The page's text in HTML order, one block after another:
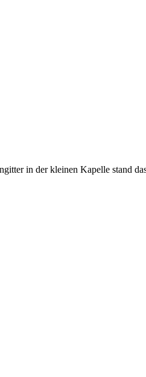
in der kleinen Kapelle stand